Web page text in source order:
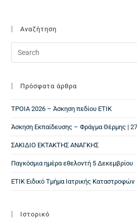
Αναζήτηση
Πρόσφατα άρθρα
ΤΡΟΙΑ 2026 – Άσκηση πεδίου ΕΤΙΚ
Άσκηση Εκπαίδευσης – Φράγμα Θέρμης |
ΣΑΚΙΔΙΟ ΕΚΤΑΚΤΗΣ ΑΝΑΓΚΗΣ
Παγκόσμια ημέρα εθελοντή 5 Δεκεμβρίου
ΕΤΙΚ Ειδικό Τμήμα Ιατρικής Καταστροφών
Ιστορικό